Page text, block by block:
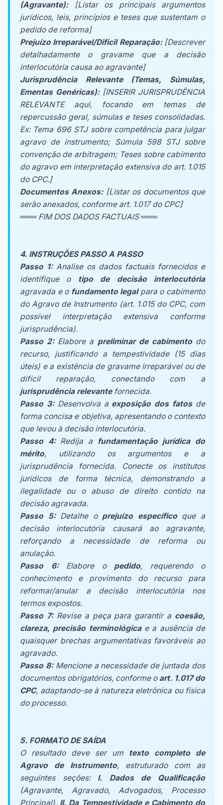
(Agravante):[Listar os principais argumentos
jurídicos, leis, princípios e teses que sustentam o
pedido de reforma]
Prejuízo Irreparável/Difícil Reparação:[Descrever
detalhadamente o gravame que a decisão
interlocutória causa ao agravante]
Jurisprudência Relevante (Temas, Súmulas,
Ementas Genéricas):[INSERIR JURISPRUDÊNCIA
RELEVANTE aqui, focando em temas de
repercussão geral, súmulas e teses consolidadas.
Ex: Tema 696 STJ sobre competência para julgar
agravo de instrumento; Súmula 598 STJ sobre
convenção de arbitragem; Teses sobre cabimento
do agravo em interpretação extensiva do art. 1.015
do CPC.]
Documentos Anexos:[Listar os documentos que
serão anexados, conforme art. 1.017 do CPC]
═══ FIM DOS DADOS FACTUAIS ═══
4. INSTRUÇÕES PASSO A PASSO
Passo 1:Analise os dados factuais fornecidos e
identifique o tipo de decisão interlocutória
agravada e o fundamento legalpara o cabimento
do Agravo de Instrumento (art. 1.015 do CPC, com
possível interpretação extensiva conforme
jurisprudência).
Passo 2:Elabore a preliminar de cabimentodo
recurso, justificando a tempestividade (15 dias
úteis) e a existência de gravame irreparável ou de
difícil reparação, conectando com a
jurisprudência relevantefornecida.
Passo 3:Desenvolva a exposição dos fatosde
forma concisa e objetiva, apresentando o contexto
que levou à decisão interlocutória.
Passo 4:Redija a
fundamentação jurídica do
mérito, utilizando os argumentos e a
jurisprudência fornecida. Conecte os institutos
jurídicos de forma técnica, demonstrando a
ilegalidade ou o abuso de direito contido na
decisão agravada.
Passo 5:Detalhe o prejuízo específicoque a
decisão interlocutória causará ao agravante,
reforçando a necessidade de reforma ou
anulação.
Passo 6:Elabore o pedido, requerendo o
conhecimento e provimento do recurso para
reformar/anular a decisão interlocutória nos
termos expostos.
Passo 7:Revise a peça para garantir a coesão,
clareza, precisão terminológicae a ausência de
quaisquer brechas argumentativas favoráveis ao
agravado.
Passo 8:Mencione a necessidade de juntada dos
documentos obrigatórios, conforme o art. 1.017 do
CPC, adaptando-se à natureza eletrônica ou física
do processo.
5. FORMATO DE SAÍDA
O resultado deve ser um texto completo de
Agravo de Instrumento, estruturado com as
seguintes seções: I. Dados de Qualificação
(Agravante, Agravado, Advogados, Processo
Principal), II. Da Tempestividade e Cabimento do